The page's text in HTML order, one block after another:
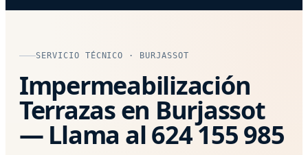
SERVICIO TÉCNICO · BURJASSOT
Impermeabilización
Terrazas en Burjassot
— Llama al 624 155 985